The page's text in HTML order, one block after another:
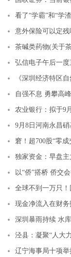
看了“学霸”和“学
意外保险可以定
茶碱类药物(关于
弘信电子午后一度
《深圳经济特区
自强不息 勇攀高
9月8日河南永昌
独家资金：早盘主
以“侨”搭桥 侨交
全球不到一万只
现金净流入在财
深圳暴雨持续 水
泾县：凝聚“人大
辽宁海事局十项